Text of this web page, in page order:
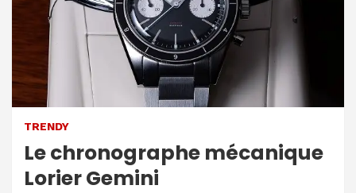
TRENDY
Le chronographe mécanique
Lorier Gemini